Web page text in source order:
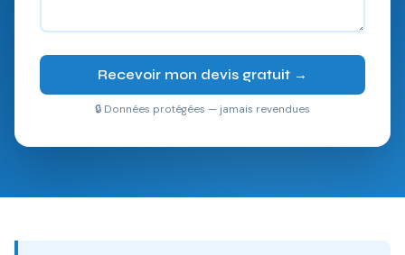
Recevoir mon devis gratuit →
🔒 Données protégées — jamais revendues